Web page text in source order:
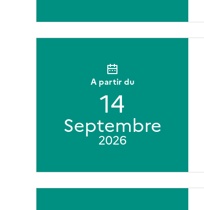
A partir du
14
Septembre
2026